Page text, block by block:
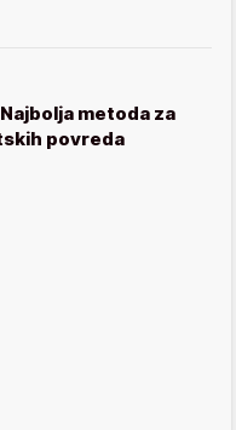
metoda za
povreda